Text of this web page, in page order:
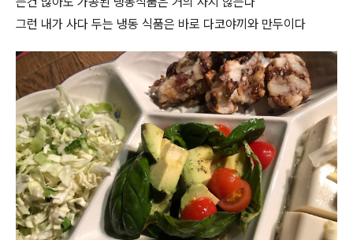
그런 내가 사다 두는 냉동 식품은 바로 다코야끼와 만두이다